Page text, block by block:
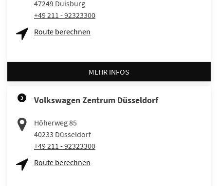
47249 Duisburg
+49 211 - 92323300
Route berechnen
MEHR INFOS
3 Volkswagen Zentrum Düsseldorf
Höherweg 85
40233 Düsseldorf
+49 211 - 92323300
Route berechnen